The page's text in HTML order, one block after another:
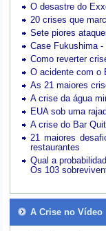
O desastre do
20 crises que
Sete piores
Case Fukushima
Como reverter
O acidente com o
As 21 maiores
A crise da água
EUA sob uma
A crise do Bar
21 maiores
restaurantes
Qual a
Os 103
A Crise no Vídeo